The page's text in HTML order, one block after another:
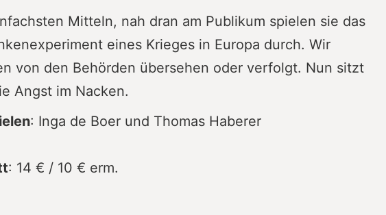
Mitteln, nah dran am Publikum spielen sie das
eines Krieges in Europa durch. Wir
von den Behörden übersehen oder verfolgt. Nun sitzt
Angst im Nacken.
: Inga de Boer und Thomas Haberer
: 14 € / 10 € erm.